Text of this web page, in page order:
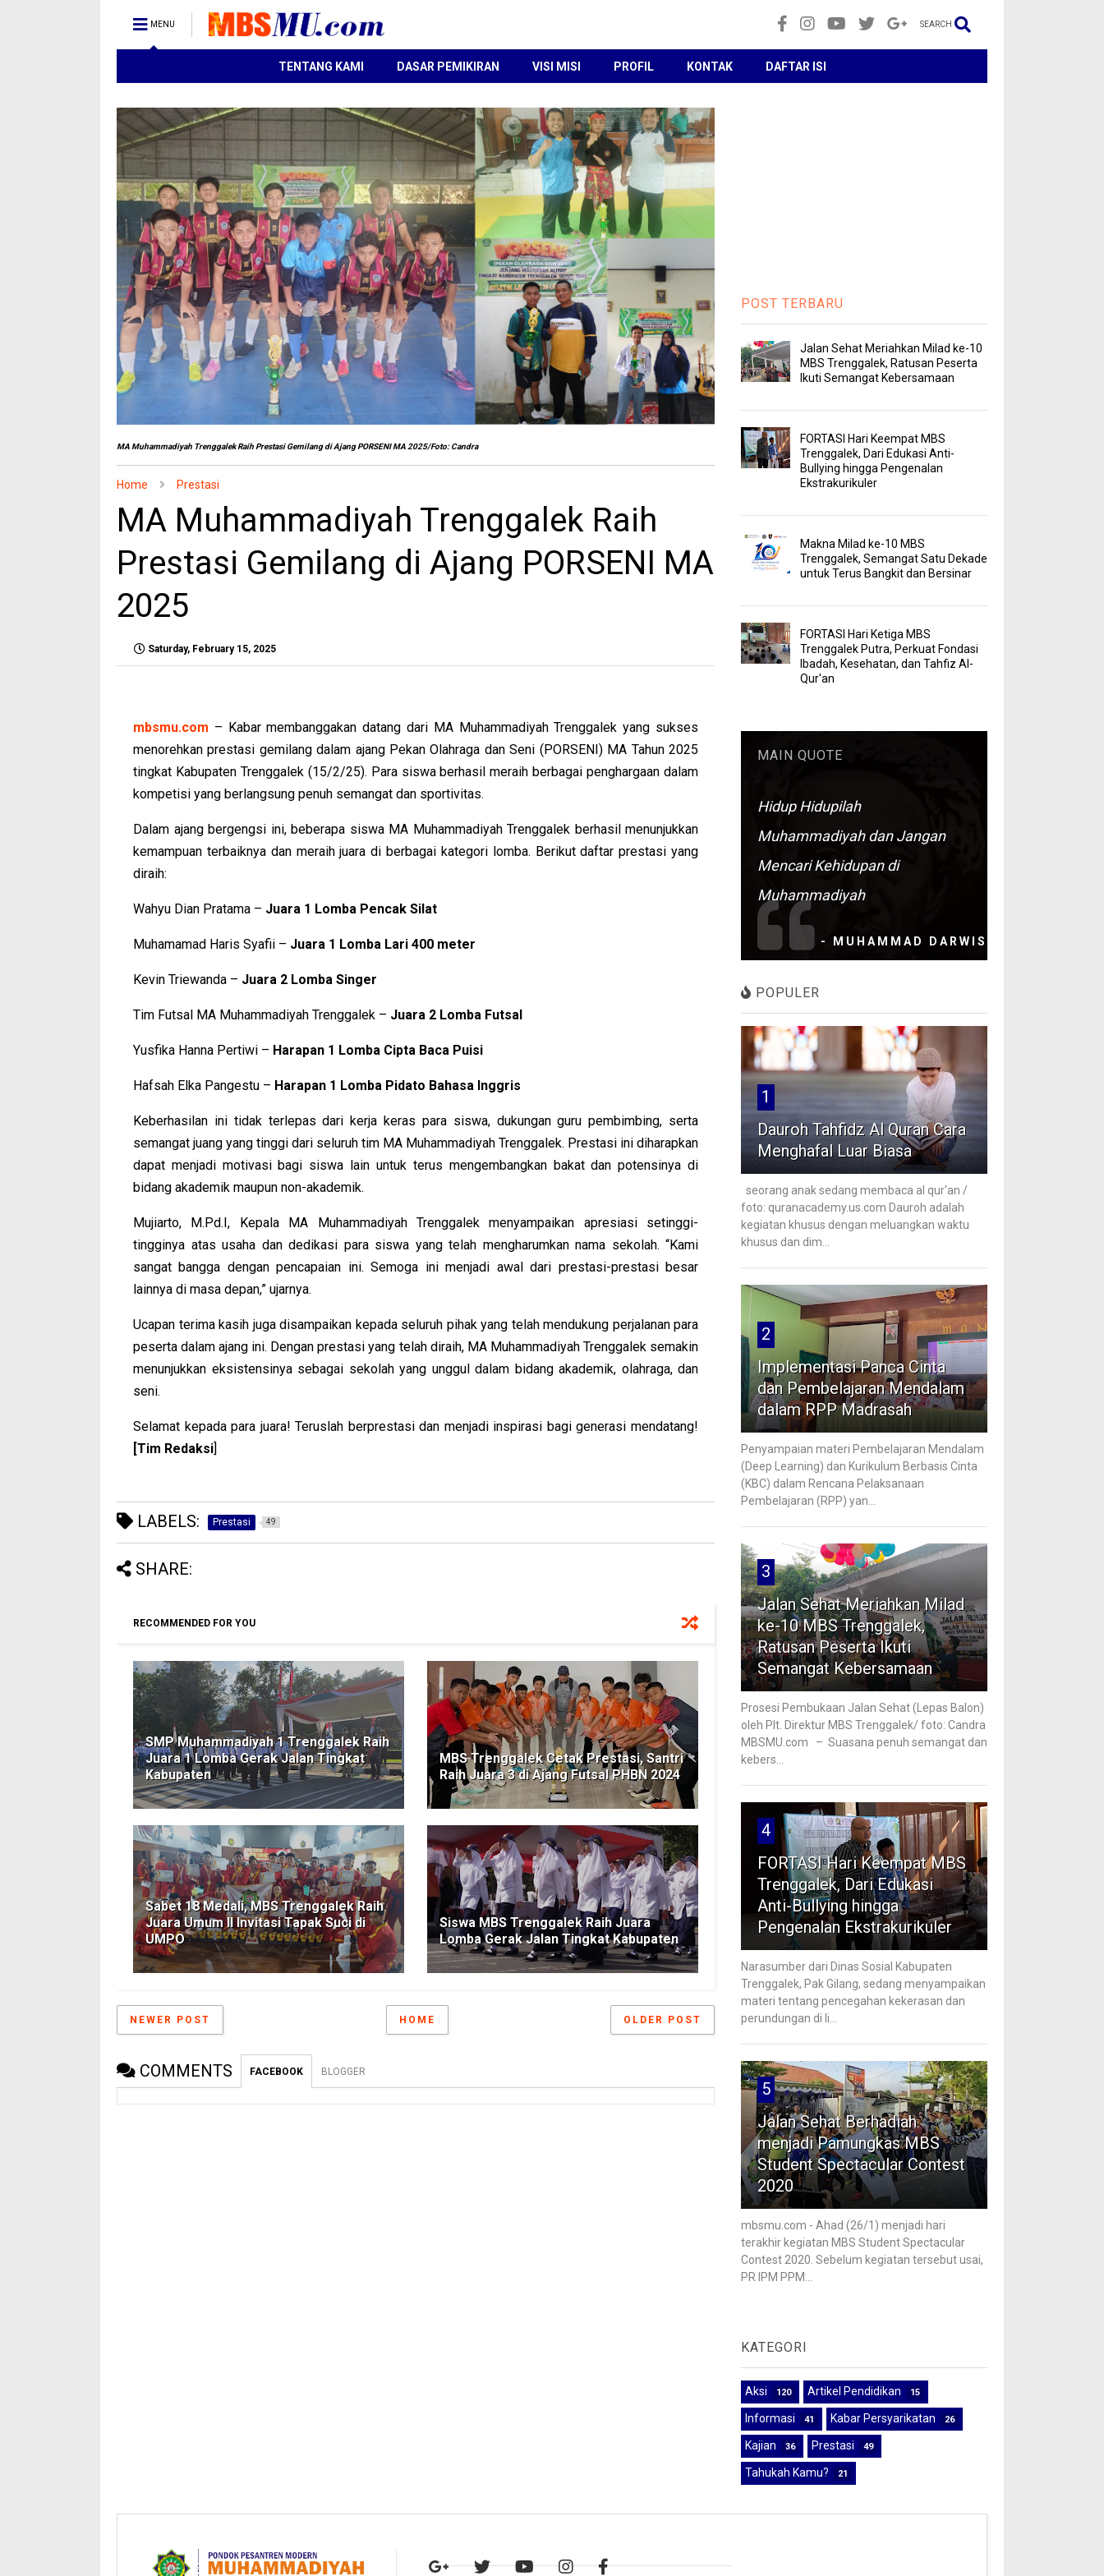
MENU SEARCH
TENTANG KAMI DASAR PEMIKIRAN VISI MISI PROFIL KONTAK DAFTAR ISI
MA Muhammadiyah Trenggalek Raih Prestasi Gemilang di Ajang PORSENI MA 2025/Foto: Candra
Home Prestasi
MA Muhammadiyah Trenggalek Raih
Prestasi Gemilang di Ajang PORSENI MA
2025
Saturday, February 15, 2025
mbsmu.com – Kabar membanggakan datang dari MA Muhammadiyah Trenggalek yang sukses
menorehkan prestasi gemilang dalam ajang Pekan Olahraga dan Seni (PORSENI) MA Tahun 2025
tingkat Kabupaten Trenggalek (15/2/25). Para siswa berhasil meraih berbagai penghargaan dalam
kompetisi yang berlangsung penuh semangat dan sportivitas.
Dalam ajang bergengsi ini, beberapa siswa MA Muhammadiyah Trenggalek berhasil menunjukkan
kemampuan terbaiknya dan meraih juara di berbagai kategori lomba. Berikut daftar prestasi yang
diraih:
Wahyu Dian Pratama – Juara 1 Lomba Pencak Silat
Muhamamad Haris Syafii – Juara 1 Lomba Lari 400 meter
Kevin Triewanda – Juara 2 Lomba Singer
Tim Futsal MA Muhammadiyah Trenggalek – Juara 2 Lomba Futsal
Yusfika Hanna Pertiwi – Harapan 1 Lomba Cipta Baca Puisi
Hafsah Elka Pangestu – Harapan 1 Lomba Pidato Bahasa Inggris
Keberhasilan ini tidak terlepas dari kerja keras para siswa, dukungan guru pembimbing, serta
semangat juang yang tinggi dari seluruh tim MA Muhammadiyah Trenggalek. Prestasi ini diharapkan
dapat menjadi motivasi bagi siswa lain untuk terus mengembangkan bakat dan potensinya di
bidang akademik maupun non-akademik.
Mujiarto, M.Pd.I, Kepala MA Muhammadiyah Trenggalek menyampaikan apresiasi setinggi-
tingginya atas usaha dan dedikasi para siswa yang telah mengharumkan nama sekolah. “Kami
sangat bangga dengan pencapaian ini. Semoga ini menjadi awal dari prestasi-prestasi besar
lainnya di masa depan,” ujarnya.
Ucapan terima kasih juga disampaikan kepada seluruh pihak yang telah mendukung perjalanan para
peserta dalam ajang ini. Dengan prestasi yang telah diraih, MA Muhammadiyah Trenggalek semakin
menunjukkan eksistensinya sebagai sekolah yang unggul dalam bidang akademik, olahraga, dan
seni.
Selamat kepada para juara! Teruslah berprestasi dan menjadi inspirasi bagi generasi mendatang!
[Tim Redaksi
LABELS: Prestasi 49
SHARE:
RECOMMENDED FOR YOU
SMP Muhammadiyah 1 Trenggalek Raih
Juara 1 Lomba Gerak Jalan Tingkat
Kabupaten
MBS Trenggalek Cetak Prestasi, Santri
Raih Juara 3 di Ajang Futsal PHBN 2024
Sabet 18 Medali, MBS Trenggalek Raih
Juara Umum II Invitasi Tapak Suci di
UMPO
Siswa MBS Trenggalek Raih Juara
Lomba Gerak Jalan Tingkat Kabupaten
NEWER POST OLDER POST
HOME
COMMENTS FACEBOOK BLOGGER
POST TERBARU
Jalan Sehat Meriahkan Milad ke-10
MBS Trenggalek, Ratusan Peserta
Ikuti Semangat Kebersamaan
FORTASI Hari Keempat MBS
Trenggalek, Dari Edukasi Anti-
Bullying hingga Pengenalan
Ekstrakurikuler
Makna Milad ke-10 MBS
Trenggalek, Semangat Satu Dekade
untuk Terus Bangkit dan Bersinar
FORTASI Hari Ketiga MBS
Trenggalek Putra, Perkuat Fondasi
Ibadah, Kesehatan, dan Tahfiz Al-
Qur'an
MAIN QUOTE
Hidup Hidupilah
Muhammadiyah dan Jangan
Mencari Kehidupan di
Muhammadiyah
- MUHAMMAD DARWIS
POPULER
1
Dauroh Tahfidz Al Quran Cara
Menghafal Luar Biasa
seorang anak sedang membaca al qur'an /
foto: quranacademy.us.com Dauroh adalah
kegiatan khusus dengan meluangkan waktu
khusus dan dim...
2
Implementasi Panca Cinta
dan Pembelajaran Mendalam
dalam RPP Madrasah
Penyampaian materi Pembelajaran Mendalam
(Deep Learning) dan Kurikulum Berbasis Cinta
(KBC) dalam Rencana Pelaksanaan
Pembelajaran (RPP) yan...
3
Jalan Sehat Meriahkan Milad
ke-10 MBS Trenggalek,
Ratusan Peserta Ikuti
Semangat Kebersamaan
Prosesi Pembukaan Jalan Sehat (Lepas Balon)
oleh Plt. Direktur MBS Trenggalek/ foto: Candra
MBSMU.com – Suasana penuh semangat dan
kebers...
4
FORTASI Hari Keempat MBS
Trenggalek, Dari Edukasi
Anti-Bullying hingga
Pengenalan Ekstrakurikuler
Narasumber dari Dinas Sosial Kabupaten
Trenggalek, Pak Gilang, sedang menyampaikan
materi tentang pencegahan kekerasan dan
perundungan di li...
5
Jalan Sehat Berhadiah
menjadi Pamungkas MBS
Student Spectacular Contest
2020
mbsmu.com - Ahad (26/1) menjadi hari
terakhir kegiatan MBS Student Spectacular
Contest 2020. Sebelum kegiatan tersebut usai,
PR IPM PPM...
KATEGORI
Aksi 120 Artikel Pendidikan 15
Informasi 41 Kabar Persyarikatan 26
Kajian 36 Prestasi 49
Tahukah Kamu? 21